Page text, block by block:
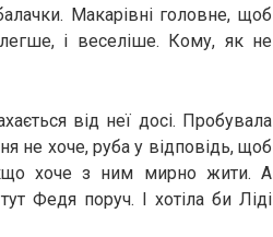
Макарівні головне, щоб
і веселіше. Кому, як не
від неї досі. Пробувала
не хоче, руба у відповідь, щоб
хоче з ним мирно жити. А
Федя поруч. І хотіла би Ліді